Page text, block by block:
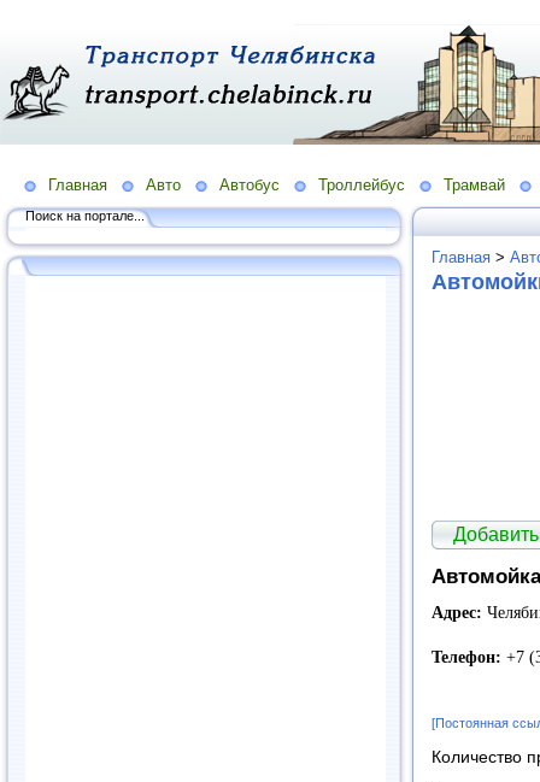
Главная Авто Автобус Троллейбус Трамвай
Поиск на портале...
Главная >
Адрес:
Телефон: +7
[Постоянная
Количество